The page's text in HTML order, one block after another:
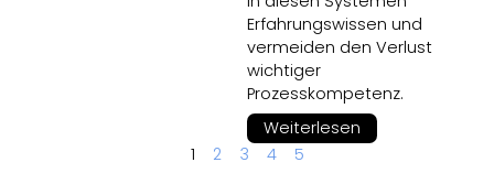
Erfahrungswissen und
vermeiden den Verlust
wichtiger
Prozesskompetenz.
Weiterlesen
1
2 3 4 5